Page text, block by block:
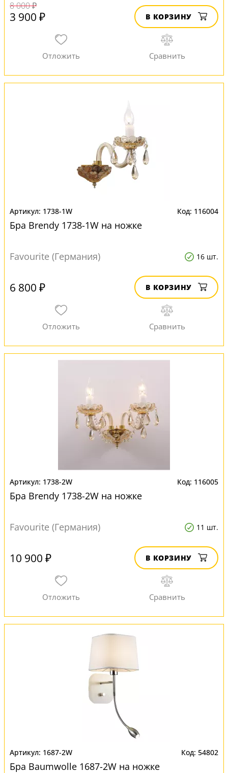
8 000 ₽
3 900 ₽ В КОРЗИНУ
1738-1W 116004
Бра Brendy 1738-1W на ножке
Favourite (Германия) 16 шт.
6 800 ₽ В КОРЗИНУ
1738-2W 116005
Бра Brendy 1738-2W на ножке
Favourite (Германия) 11 шт.
10 900 ₽ В КОРЗИНУ
1687-2W 54802
Бра Baumwolle 1687-2W на ножке